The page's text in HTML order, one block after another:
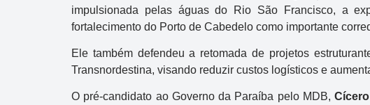
impulsionada pelas águas do Rio São Francisco, a
fortalecimento do Porto de Cabedelo como importante
Ele também defendeu a retomada de projetos
Transnordestina, visando reduzir custos logísticos e
O pré-candidato ao Governo da Paraíba pelo MDB,
Concurso 2992
11 34 35 38 48